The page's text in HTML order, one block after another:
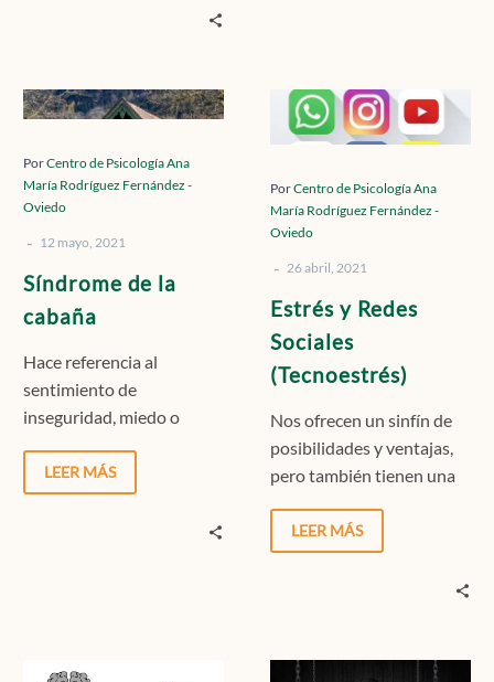
Síndrome
la
cabaña
PorCentro de Psicología Ana
María Rodríguez Fernández -
Oviedo
- 12 mayo, 2021
Síndrome de la
cabaña
Hace referencia al
sentimiento de
inseguridad, miedo o
abandono de nuestro
refugio.
LEER MÁS
Estrés
y
Sociales
(Tecnoestrés)
PorCentro de Psicología Ana
María Rodríguez Fernández -
Oviedo
- 26 abril, 2021
Estrés y Redes
Sociales
(Tecnoestrés)
Nos ofrecen un sinfín de
posibilidades y ventajas,
pero también tienen una
crear estrés, dependencia
o incluso desequilibrio
LEER MÁS